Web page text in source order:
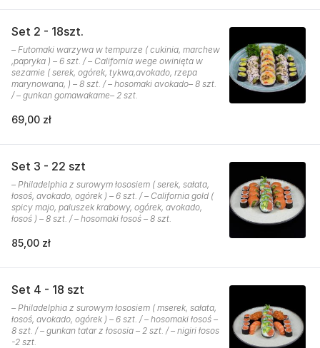
Set 2 - 18szt.
– Futomaki warzywa w tempurze ( cukinia, marchew
,papryka ) – 6 szt. / – California wege owinięta w
sezamie ( serek, ogórek, tykwa,avokado, rzepa
marynowana, ) – 8 szt. / – hosomaki avokado– 8 szt.
/ – gunkan gomawakame– 2 szt.
69,00 zł
Set 3 - 22 szt
– Philadelphia z surowym łososiem ( serek, sałata,
łosoś, avokado, ogórek ) – 6 szt. / – California gold (
spicy majo, paluszek krabowy, ogórek, avokado,
łosoś ) – 8 szt. / – hosomaki łosoś – 8 szt.
85,00 zł
Set 4 - 18 szt
– Philadelphia z surowym łososiem ( mserek, sałata,
łosoś, avokado, ogórek ) – 6 szt. / – hosomaki łosoś –
8 szt. / – gunkan tatar z łososia – 2 szt. / – nigiri łosos
-2 szt.